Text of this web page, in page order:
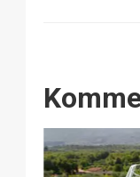
Events